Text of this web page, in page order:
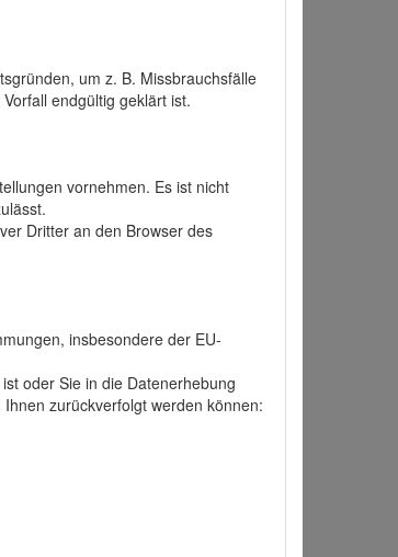
um z. B. Missbrauchsfälle
endgültig geklärt ist.
vornehmen. Es ist nicht
Dritter an den Browser des
insbesondere der EU-
oder Sie in die Datenerhebung
zurückverfolgt werden können: